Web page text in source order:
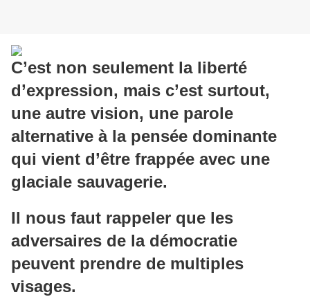
C’est non seulement la liberté
d’expression, mais c’est surtout,
une autre vision, une parole
alternative à la pensée dominante
qui vient d’être frappée avec une
glaciale sauvagerie.
Il nous faut rappeler que les
adversaires de la démocratie
peuvent prendre de multiples
visages.